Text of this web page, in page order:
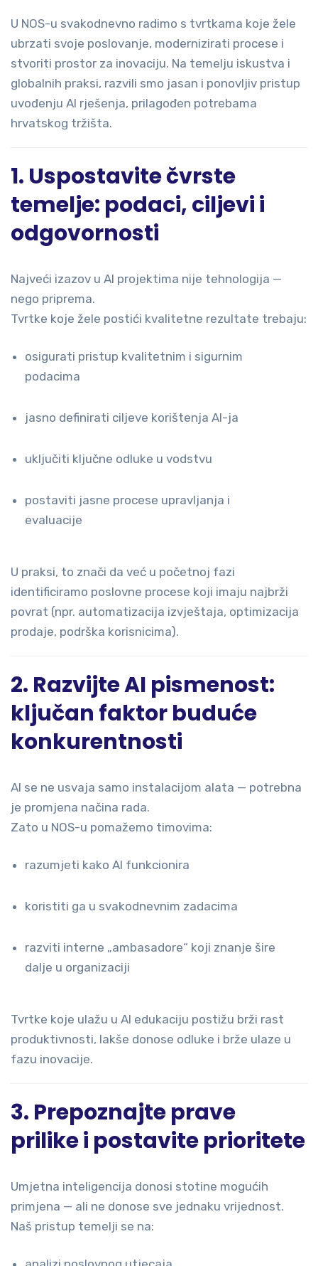
U NOS-u svakodnevno radimo s tvrtkama koje žele
ubrzati svoje poslovanje, modernizirati procese i
stvoriti prostor za inovaciju. Na temelju iskustva i
globalnih praksi, razvili smo jasan i ponovljiv pristup
uvođenju AI rješenja, prilagođen potrebama
hrvatskog tržišta.
1. Uspostavite čvrste
temelje: podaci, ciljevi i
odgovornosti
Najveći izazov u AI projektima nije tehnologija —
nego priprema.
Tvrtke koje žele postići kvalitetne rezultate trebaju:
osigurati pristup kvalitetnim i sigurnim
podacima
jasno definirati ciljeve korištenja AI-ja
uključiti ključne odluke u vodstvu
postaviti jasne procese upravljanja i
evaluacije
U praksi, to znači da već u početnoj fazi
identificiramo poslovne procese koji imaju najbrži
povrat (npr. automatizacija izvještaja, optimizacija
prodaje, podrška korisnicima).
2. Razvijte AI pismenost:
ključan faktor buduće
konkurentnosti
AI se ne usvaja samo instalacijom alata — potrebna
je promjena načina rada.
Zato u NOS-u pomažemo timovima:
razumjeti kako AI funkcionira
koristiti ga u svakodnevnim zadacima
razviti interne „ambasadore“ koji znanje šire
dalje u organizaciji
Tvrtke koje ulažu u AI edukaciju postižu brži rast
produktivnosti, lakše donose odluke i brže ulaze u
fazu inovacije.
3. Prepoznajte prave
prilike i postavite prioritete
Umjetna inteligencija donosi stotine mogućih
primjena — ali ne donose sve jednaku vrijednost.
Naš pristup temelji se na: